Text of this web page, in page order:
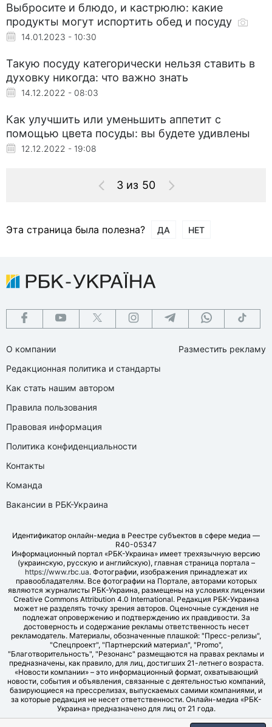
Выбросите и блюдо, и кастрюлю: какие
продукты могут испортить обед и посуду
14.01.2023 - 10:30
Такую посуду категорически нельзя ставить в
духовку никогда: что важно знать
14.12.2022 - 08:03
Как улучшить или уменьшить аппетит с
помощью цвета посуды: вы будете удивлены
12.12.2022 - 19:08
3 из 50
Эта страница была полезна? ДА НЕТ
О компании
Редакционная политика и стандарты
Как стать нашим автором
Правила пользования
Правовая информация
Политика конфиденциальности
Контакты
Команда
Вакансии в РБК-Украина
Разместить рекламу
Идентификатор онлайн-медиа в Реестре субъектов в сфере медиа —
R40-05347
Информационный портал «РБК-Украина» имеет трехязычную версию
(украинскую, русскую и английскую), главная страница портала –
https://www.rbc.ua. Фотографии, изображения принадлежат их
правообладателям. Все фотографии на Портале, авторами которых
являются журналисты РБК-Украина, размещены на условиях лицензии
Creative Commons Attribution 4.0 International. Редакция РБК-Украина
может не разделять точку зрения авторов. Оценочные суждения не
подлежат опровержению и подтверждению их правдивости. За
достоверность и содержание рекламы ответственность несет
рекламодатель. Материалы, обозначенные плашкой: "Пресс-релизы",
"Спецпроект", "Партнерский материал", "Promo",
"Благотворительность", "Резонанс" размещаются на правах рекламы и
предназначены, как правило, для лиц, достигших 21-летнего возраста.
«Новости компании» – это информационный формат, охватывающий
новости, события и объявления, связанные с деятельностью компаний,
базирующиеся на прессрелизах, выпускаемых самими компаниями, и
за которые редакция не несет ответственности. Онлайн-медиа «РБК-
Украина» предназначено для лиц от 21 года.